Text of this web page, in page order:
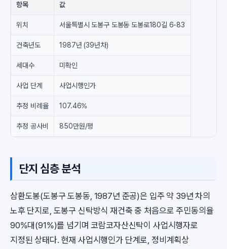
항목 값
위치 서울특별시 도봉구 도봉동 도봉로180길 6-83
건축년도 1987년 (39년차)
세대수 미확인
사업 단계 사업시행인가
추정 비례율 107.46%
추정 공사비 850만원/평
단지 심층 분석
삼환도봉(도봉구 도봉동, 1987년 준공)은 입주 약 39년 차의
노후 단지로, 도봉구 신탁방식 재건축 중 처음으로 주민동의율
90%대(91%)를 넘기며 코람코자산신탁이 사업시행자로
지정된 상태다. 현재 사업시행인가 단계로, 정비계획상